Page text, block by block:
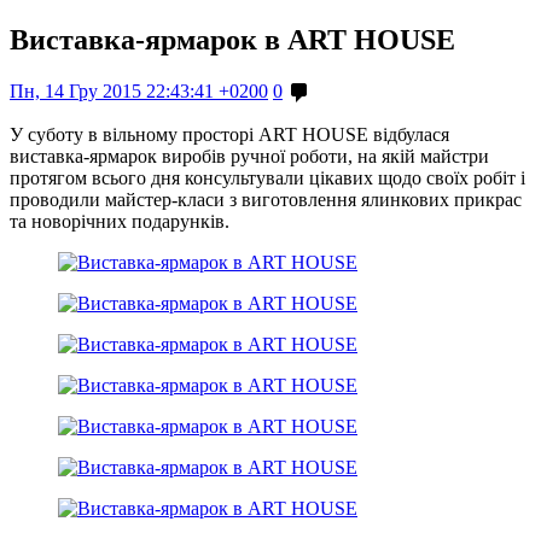
Виставка-ярмарок в ART HOUSE
Пн, 14 Гру 2015 22:43:41 +0200 0
У суботу в вільному просторі ART HOUSE відбулася
виставка-ярмарок виробів ручної роботи, на якій майстри
протягом всього дня консультували цікавих щодо своїх робіт і
проводили майстер-класи з виготовлення ялинкових прикрас
та новорічних подарунків.